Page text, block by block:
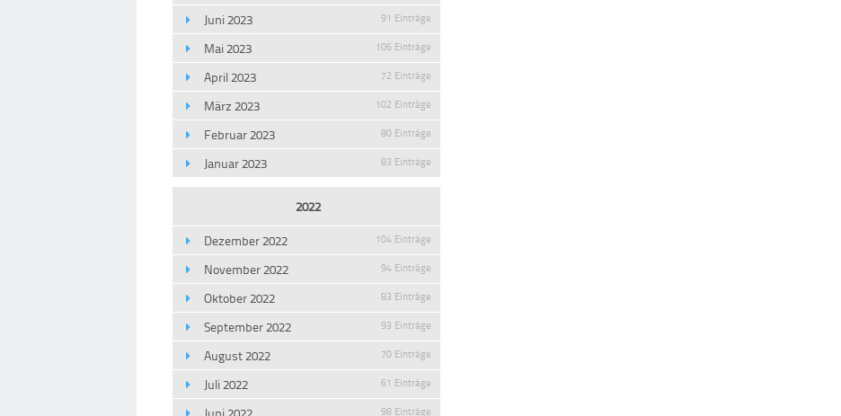
Juni 2023 91 Einträge
Mai 2023 106 Einträge
April 2023 72 Einträge
März 2023 102 Einträge
Februar 2023 80 Einträge
Januar 2023 83 Einträge
2022
Dezember 2022
104 Einträge
November 2022 94 Einträge
Oktober 2022 83 Einträge
September 2022 93 Einträge
August 2022 70 Einträge
Juli 2022 61 Einträge
Juni 2022 98 Einträge